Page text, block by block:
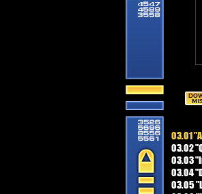
03.01
03.02
03.03
03.04
03.05